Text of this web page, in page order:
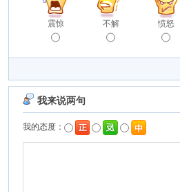
震惊 不解 愤怒